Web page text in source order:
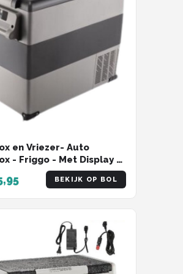
en Vriezer- Auto
- Friggo - Met Display -
Zwart/Grijs - Met Wielen
BEKIJK OP BOL